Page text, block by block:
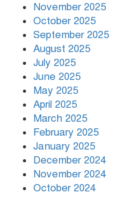
জুলাই
প্রধানমন্ত্রী
November 2025
October 2025
September 2025
August 2025
July 2025
June 2025
May 2025
April 2025
March 2025
February 2025
January 2025
December 2024
November 2024
October 2024